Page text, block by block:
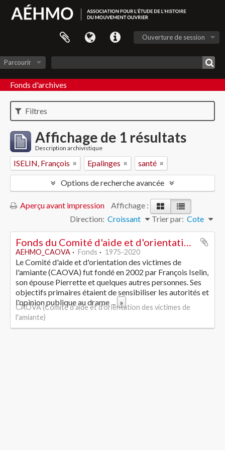
Ouverture de session
Parcourir
Fonds d'archives
Filtres
Affichage de 1 résultats
Description archivistique
ISELIN, François Epalinges santé
Options de recherche avancée
Aperçu avant impression
Affichage :
Trier par: Cote
Direction: Croissant
Fonds du Comité d'aide et d'orientation des victimes de l'amiante
AEHMO_CAOVA Fonds 1975-2020
Le Comité d'aide et d'orientation des victimes de
l'amiante (CAOVA) fut fondé en 2002 par François Iselin,
son épouse Pierrette et quelques autres personnes. Ses
objectifs primaires étaient de sensibiliser les autorités et
l'opinion publique au drame... »
CAOVA (Comité d'aide et d'orientation des victimes de
l'amiante)